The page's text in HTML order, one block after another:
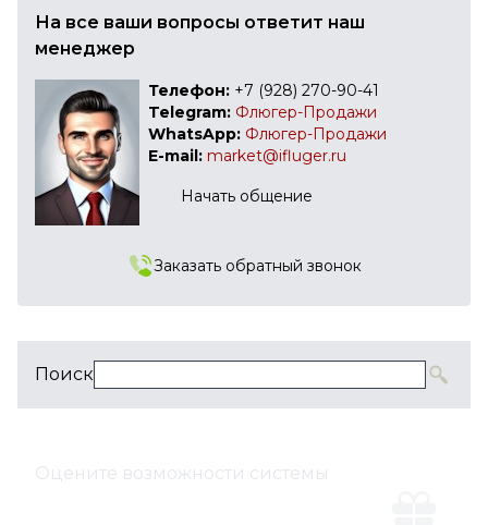
На все ваши вопросы ответит наш
менеджер
Телефон: +7 (928) 270-90-41
Telegram: Флюгер-Продажи
WhatsApp: Флюгер-Продажи
E-mail: market@ifluger.ru
Начать общение
Заказать обратный звонок
Поиск
Оцените возможности системы